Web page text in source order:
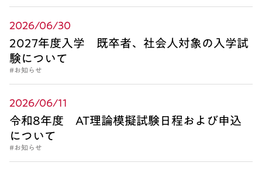
2026/06/30
2027年度入学 既卒者、社会人対象の入学試
験について
#お知らせ
2026/06/11
令和8年度 AT理論模擬試験日程および申込
について
#お知らせ